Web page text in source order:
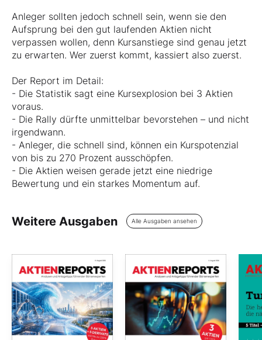
Anleger sollten jedoch schnell sein, wenn sie den
Aufsprung bei den gut laufenden Aktien nicht
verpassen wollen, denn Kursanstiege sind genau jetzt
zu erwarten. Wer zuerst kommt, kassiert also zuerst.
Der Report im Detail:
- Die Statistik sagt eine Kursexplosion bei 3 Aktien
voraus.
- Die Rally dürfte unmittelbar bevorstehen – und nicht
irgendwann.
- Anleger, die schnell sind, können ein Kurspotenzial
von bis zu 270 Prozent ausschöpfen.
- Die Aktien weisen gerade jetzt eine niedrige
Bewertung und ein starkes Momentum auf.
Weitere Ausgaben Alle Ausgaben ansehen